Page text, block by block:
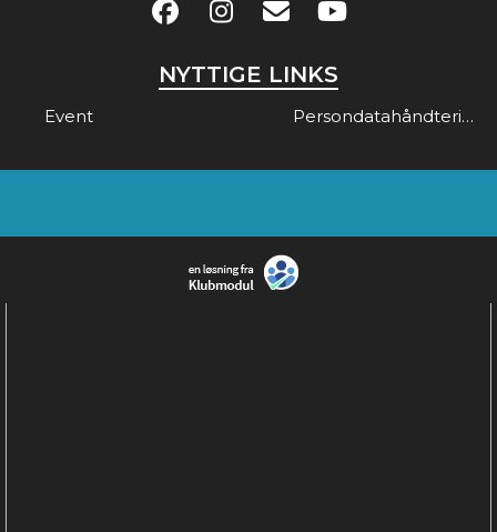
NYTTIGE LINKS
Event Persondatahåndtering & Gdpr